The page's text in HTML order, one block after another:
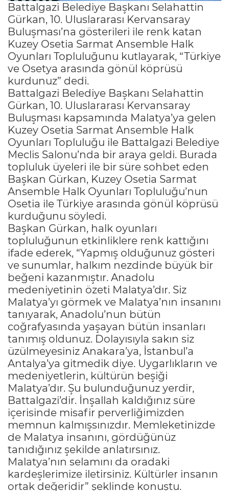
Battalgazi Belediye Başkanı Selahattin
Gürkan, 10. Uluslararası Kervansaray
Buluşması’na gösterileri ile renk katan
Kuzey Osetia Sarmat Ansemble Halk
Oyunları Topluluğunu kutlayarak, “Türkiye
ve Osetya arasında gönül köprüsü
kurdunuz” dedi.
Battalgazi Belediye Başkanı Selahattin
Gürkan, 10. Uluslararası Kervansaray
Buluşması kapsamında Malatya’ya gelen
Kuzey Osetia Sarmat Ansemble Halk
Oyunları Topluluğu ile Battalgazi Belediye
Meclis Salonu’nda bir araya geldi. Burada
topluluk üyeleri ile bir süre sohbet eden
Başkan Gürkan, Kuzey Osetia Sarmat
Ansemble Halk Oyunları Topluluğu’nun
Osetia ile Türkiye arasında gönül köprüsü
kurduğunu söyledi.
Başkan Gürkan, halk oyunları
topluluğunun etkinliklere renk kattığını
ifade ederek, “Yapmış olduğunuz gösteri
ve sunumlar, halkım nezdinde büyük bir
beğeni kazanmıştır. Anadolu
medeniyetinin özeti Malatya’dır. Siz
Malatya’yı görmek ve Malatya’nın insanını
tanıyarak, Anadolu’nun bütün
coğrafyasında yaşayan bütün insanları
tanımış oldunuz. Dolayısıyla sakın siz
üzülmeyesiniz Anakara’ya, İstanbul’a
Antalya’ya gitmedik diye. Uygarlıkların ve
medeniyetlerin, kültürün beşiği
Malatya’dır. Şu bulunduğunuz yerdir,
Battalgazi’dir. İnşallah kaldığınız süre
içerisinde misafir perverliğimizden
memnun kalmışsınızdır. Memleketinizde
de Malatya insanını, gördüğünüz
tanıdığınız şekilde anlatırsınız.
Malatya’nın selamını da oradaki
kardeşlerimize iletirsiniz. Kültürler insanın
ortak değeridir” şeklinde konuştu.